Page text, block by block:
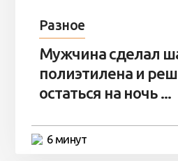
Разное
Мужчина сделал
полиэтилена и
остаться на ночь ...
6 минут